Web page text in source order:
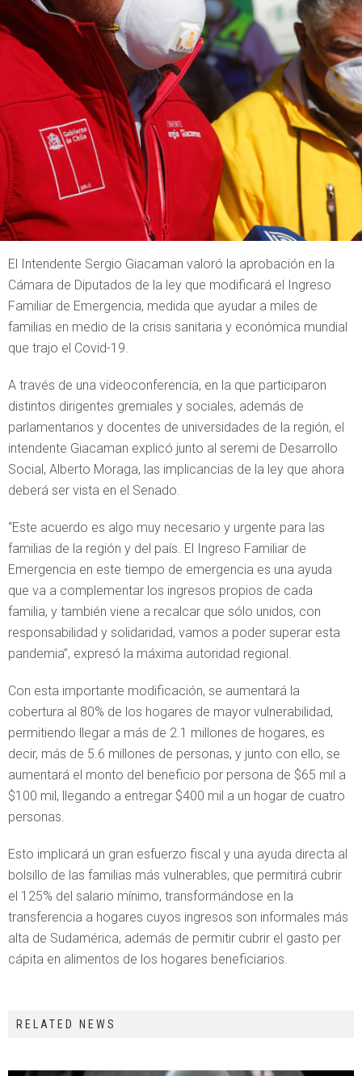
El Intendente Sergio Giacaman valoró la aprobación en la
Cámara de Diputados de la ley que modificará el Ingreso
Familiar de Emergencia, medida que ayudar a miles de
familias en medio de la crisis sanitaria y económica mundial
que trajo el Covid-19.
A través de una videoconferencia, en la que participaron
distintos dirigentes gremiales y sociales, además de
parlamentarios y docentes de universidades de la región, el
intendente Giacaman explicó junto al seremi de Desarrollo
Social, Alberto Moraga, las implicancias de la ley que ahora
deberá ser vista en el Senado.
“Este acuerdo es algo muy necesario y urgente para las
familias de la región y del país. El Ingreso Familiar de
Emergencia en este tiempo de emergencia es una ayuda
que va a complementar los ingresos propios de cada
familia, y también viene a recalcar que sólo unidos, con
responsabilidad y solidaridad, vamos a poder superar esta
pandemia”, expresó la máxima autoridad regional.
Con esta importante modificación, se aumentará la
cobertura al 80% de los hogares de mayor vulnerabilidad,
permitiendo llegar a más de 2.1 millones de hogares, es
decir, más de 5.6 millones de personas, y junto con ello, se
aumentará el monto del beneficio por persona de $65 mil a
$100 mil, llegando a entregar $400 mil a un hogar de cuatro
personas.
Esto implicará un gran esfuerzo fiscal y una ayuda directa al
bolsillo de las familias más vulnerables, que permitirá cubrir
el 125% del salario mínimo, transformándose en la
transferencia a hogares cuyos ingresos son informales más
alta de Sudamérica, además de permitir cubrir el gasto per
cápita en alimentos de los hogares beneficiarios.
RELATED NEWS